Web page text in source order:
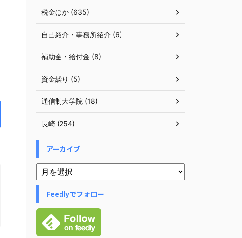
税金ほか (635)
自己紹介・事務所紹介 (6)
補助金・給付金 (8)
資金繰り (5)
通信制大学院 (18)
長崎 (254)
アーカイブ
Feedlyでフォロー